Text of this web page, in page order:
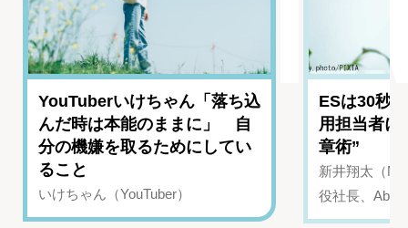
YouTuberいけちゃん「落ち込
んだ時は本能のままに」 自
分の機嫌を取るためにしてい
ること
いけちゃん（YouTuber）
ESは30秒
用担当者に
章術”
新井翔太（
役社長、